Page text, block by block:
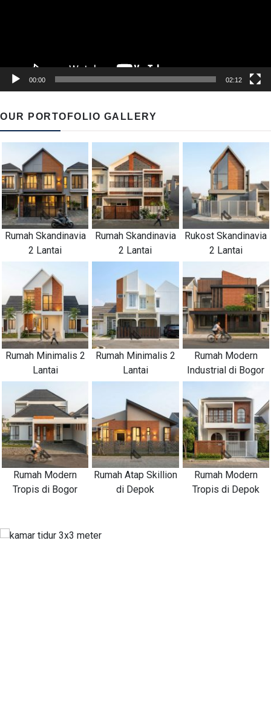
00:00 02:12
OUR PORTOFOLIO GALLERY
Rumah Skandinavia
2 Lantai
Rumah Skandinavia
2 Lantai
Rukost Skandinavia
2 Lantai
Rumah Minimalis 2
Lantai
Rumah Minimalis 2
Lantai
Rumah Modern
Industrial di Bogor
Rumah Modern
Tropis di Bogor
Rumah Atap Skillion
di Depok
Rumah Modern
Tropis di Depok